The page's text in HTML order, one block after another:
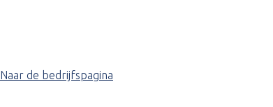
Naar de bedrijfspagina